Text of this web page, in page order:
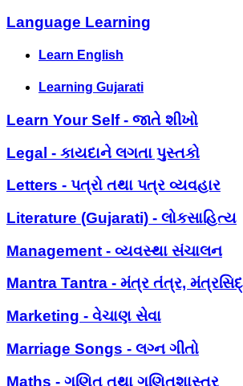
Language Learning
Learn English
Learning Gujarati
Learn Your Self - જાતે શીખો
Legal - કાયદાને લગતા પુસ્તકો
Letters - પત્રો તથા પત્ર વ્યવહાર
Literature (Gujarati) - લોકસાહિત્ય
Management - વ્યવસ્થા સંચાલન
Mantra Tantra - મંત્ર તંત્ર,
Marketing - વેચાણ સેવા
Marriage Songs - લગ્ન ગીતો
Maths - ગણિત તથા ગણિતશાસ્ત્ર